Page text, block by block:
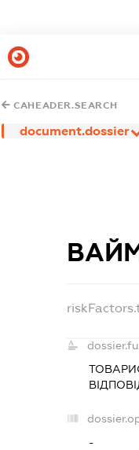
CAHEADER.SEARCH
document.dossier
-